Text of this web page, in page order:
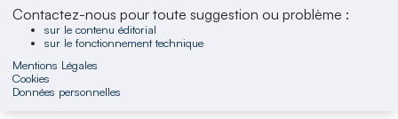
Contactez-nous pour toute suggestion ou problème :
sur le contenu éditorial
sur le fonctionnement technique
Mentions Légales
Cookies
Données personnelles